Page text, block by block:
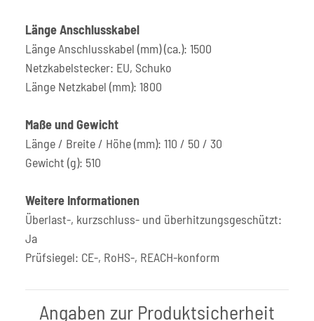
Länge Anschlusskabel
Länge Anschlusskabel (mm) (ca.): 1500
Netzkabelstecker: EU, Schuko
Länge Netzkabel (mm): 1800
Maße und Gewicht
Länge / Breite / Höhe (mm): 110 / 50 / 30
Gewicht (g): 510
Weitere Informationen
Überlast-, kurzschluss- und überhitzungsgeschützt:
Ja
Prüfsiegel: CE-, RoHS-, REACH-konform
Angaben zur Produktsicherheit